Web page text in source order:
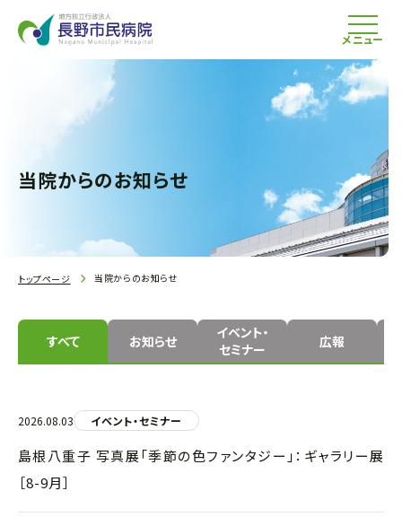
メニュー
当院からのお知らせ
トップページ 当院からのお知らせ
すべて お知らせ
イベント・
セミナー
広報
2026.08.03 イベント・セミナー
島根八重子 写真展「季節の色ファンタジー」：ギャラリー展
［8-9月］